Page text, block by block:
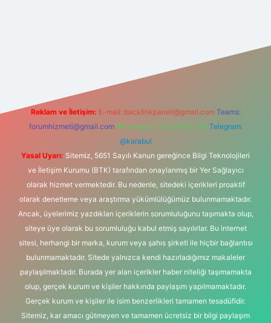
Reklam ve İletişim: E-mail: backlinkpaneli@gmail.com Teams:
forumhizmeti@gmail.com Whatsapp: 0262 606 0 726 Telegram:
@karabul
Yasal Uyarı: Sitemiz, 5651 Sayılı Kanun gereğince Bilgi Teknolojileri
ve İletişim Kurumu (BTK) tarafından onaylanmış bir Yer Sağlayıcı
olarak hizmet vermektedir. Bu nedenle, sitedeki içerikleri proaktif
olarak denetleme veya araştırma yükümlülüğümüz bulunmamaktadır.
Ancak, üyelerimiz yazdıkları içeriklerin sorumluluğunu taşımakta olup,
siteye üye olarak bu sorumluluğu kabul etmiş sayılırlar. Bu internet
sitesi, herhangi bir marka, kurum veya şahıs şirketi ile hiçbir bağlantısı
bulunmamaktadır. Sitede yalnızca kendi hazırladığımız makaleler
paylaşılmaktadır. Burada yer alan içerikler haber niteliği taşımamakta
olup, gerçek kurum ve kişiler hakkında paylaşım yapılmamaktadır.
Gerçek kurum ve kişiler ile isim benzerlikleri tamamen tesadüfidir.
Sitemiz, kar amacı gütmeyen ve tamamen ücretsiz bir bilgi paylaşım